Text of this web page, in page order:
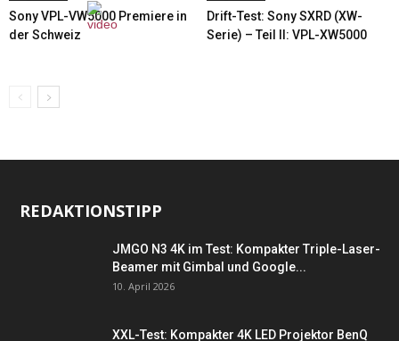
Sony VPL-VW5000 Premiere in
der Schweiz
Drift-Test: Sony SXRD (XW-
Serie) – Teil II: VPL-XW5000
REDAKTIONSTIPP
JMGO N3 4K im Test: Kompakter Triple-Laser-
Beamer mit Gimbal und Google...
10. April 2026
XXL-Test: Kompakter 4K LED Projektor BenQ